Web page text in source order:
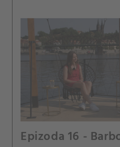
Epizoda 16 -